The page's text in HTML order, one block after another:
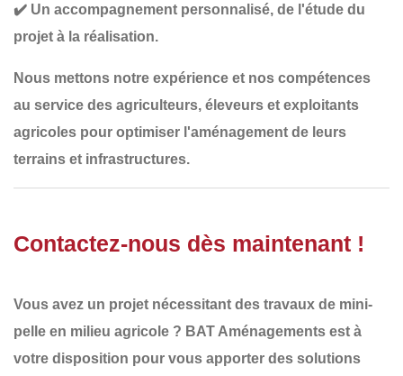
✔️ Un accompagnement personnalisé, de l'étude du
projet à la réalisation.
Nous mettons notre expérience et nos compétences
au service des agriculteurs, éleveurs et exploitants
agricoles pour optimiser l'aménagement de leurs
terrains et infrastructures.
Contactez-nous dès maintenant !
Vous avez un projet nécessitant des travaux de mini-
pelle en milieu agricole ? BAT Aménagements est à
votre disposition pour vous apporter des solutions